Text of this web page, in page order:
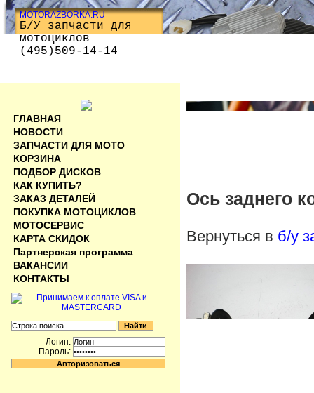
MOTORAZBORKA.RU
Б/У запчасти для
мотоциклов
(495)509-14-14
Ось заднего
Вернуться в б/у
ГЛАВНАЯ
НОВОСТИ
ЗАПЧАСТИ ДЛЯ МОТО
КОРЗИНА
ПОДБОР ДИСКОВ
КАК КУПИТЬ?
ЗАКАЗ ДЕТАЛЕЙ
ПОКУПКА МОТОЦИКЛОВ
МОТОСЕРВИС
КАРТА СКИДОК
Партнерская программа
ВАКАНСИИ
КОНТАКТЫ
Логин:
Пароль: